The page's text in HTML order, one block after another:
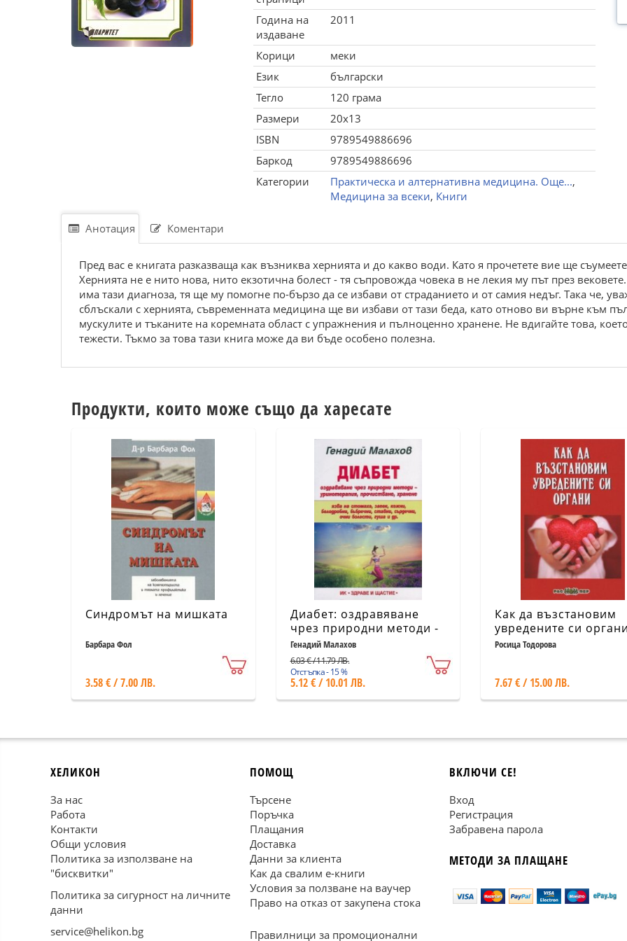
Година на
издаване
2011
Корици
меки
Език
български
Тегло
120 грама
Размери
20x13
ISBN
9789549886696
Баркод
9789549886696
Категории
Практическа и алтернативна медицина. Още...,
Медицина за всеки, Книги
Анотация Коментари
Пред вас е книгата разказваща как възниква хернията и до какво води. Като я прочетете вие ще
Хернията не е нито нова, нито екзотична болест - тя съпровожда човека в не лекия му път през
има тази диагноза, тя ще му помогне по-бързо да се избави от страданието и от самия недъг. Така че,
сблъскали с хернията, съвременната медицина ще ви избави от тази беда, като отново ви върне към
мускулите и тъканите на коремната област с упражнения и пълноценно хранене. Не вдигайте това,
тежести. Тъкмо за това тази книга може да ви бъде особено полезна.
Продукти, които може също да харесате
Синдромът на мишката
Барбара Фол
3.58 € / 7.00 ЛВ.
Диабет: оздравяване
чрез природни методи -
уринотерапия,
прочистване, хранене
Генадий Малахов
6.03 € / 11.79 ЛВ.
Отстъпка - 15 %
5.12 € / 10.01 ЛВ.
Как да възстановим
увредените си
Росица Тодорова
7.67 € / 15.00 ЛВ.
ХЕЛИКОН
За нас
Работа
Контакти
Общи условия
Политика за използване на
"бисквитки"
Политика за сигурност на личните
данни
service@helikon.bg
ПОМОЩ
Търсене
Поръчка
Плащания
Доставка
Данни за клиента
Как да свалим е-книги
Условия за ползване на ваучер
Право на отказ от закупена стока
Правилници за промоционални
ВКЛЮЧИ СЕ!
Вход
Регистрация
Забравена парола
МЕТОДИ ЗА ПЛАЩАНЕ